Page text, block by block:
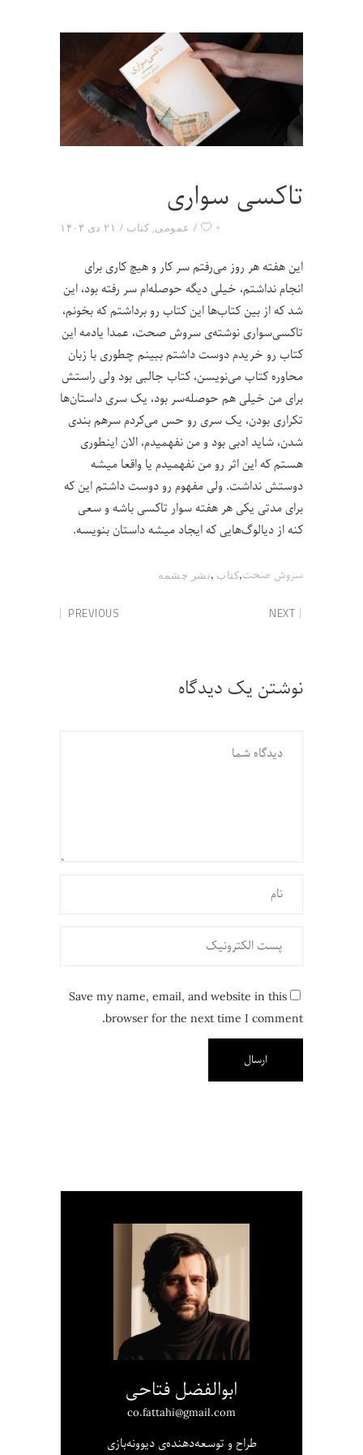
تاکسی‌ سواری
۲۱ دی ۱۴۰۴ عمومی, کتاب ۰
این هفته هر روز می‌رفتم سر کار و هیچ کاری برای
انجام نداشتم، خیلی دیگه حوصله‌ام سر رفته بود، این
شد که از بین کتاب‌ها این کتاب رو برداشتم که بخونم،
تاکسی‌سواری نوشته‌ی سروش صحت، عمدا یادمه این
کتاب رو خریدم دوست داشتم ببینم چطوری با زبان
محاوره کتاب می‌نویسن، کتاب جالبی بود ولی راستش
برای من خیلی هم حوصله‌سر‌ بود، یک سری داستان‌ها
تکراری بودن، یک سری رو حس می‌کردم سرهم بندی
شدن، شاید ادبی بود و من نفهمیدم، الان اینطوری
هستم که این اثر رو من نفهمیدم یا واقعا میشه
دوستش نداشت. ولی مفهوم رو دوست داشتم این که
برای مدتی یکی هر هفته سوار تاکسی باشه و سعی
کنه از دیالوگ‌هایی که ایجاد میشه داستان بنویسه.
سروش صحت,کتاب ,نشر چشمه
PREVIOUS NEXT
نوشتن یک دیدگاه
Save my name, email, and website in this
browser for the next time I comment.
ابوالفضل فتاحی
co.fattahi@gmail.com
طراح و توسعه‌دهنده‌ی دیوونه‌بازی